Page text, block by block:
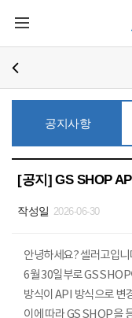
주요콘텐츠로
건너뛰기
공지사항
[공지] GS SHOP
작성일 2026-06-30
안녕하세요? 셀러고입니
6월 30일부로 GS
방식이 API 방식으로 변
이에 따라 GS SHOP을